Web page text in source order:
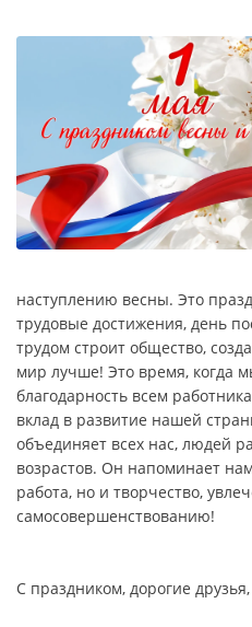
наступлению весны. Это
трудовые достижения, день
трудом строит общество,
мир лучше! Это время, когда
благодарность всем
вклад в развитие нашей
объединяет всех нас, людей
возрастов. Он напоминает
работа, но и творчество,
самосовершенствованию!
С праздником, дорогие